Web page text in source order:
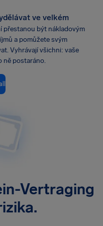
ve velkém
přestanou být nákladovým
a pomůžete svým
Vyhrávají všichni: vaše
ně postaráno.
Vertraging